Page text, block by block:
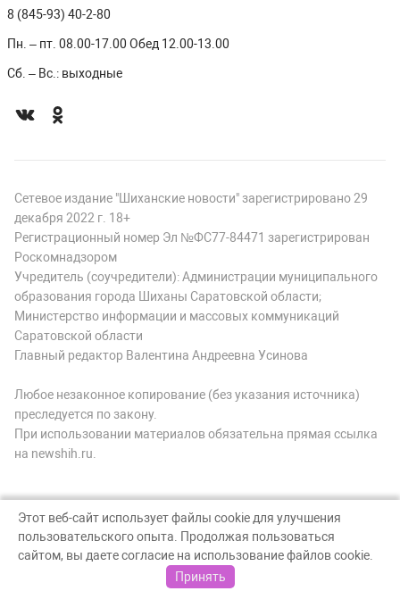
8 (845-93) 40-2-80
Пн. – пт. 08.00-17.00 Обед 12.00-13.00
Сб. – Вс.: выходные
Сетевое издание "Шиханские новости" зарегистрировано 29
декабря 2022 г. 18+
Регистрационный номер Эл №ФС77-84471 зарегистрирован
Роскомнадзором
Учредитель (соучредители): Администрации муниципального
образования города Шиханы Саратовской области;
Министерство информации и массовых коммуникаций
Саратовской области
Главный редактор Валентина Андреевна Усинова
Любое незаконное копирование (без указания источника)
преследуется по закону.
При использовании материалов обязательна прямая ссылка
на newshih.ru.
© Шиханские новости, 2026
Создание сайта — nopreset
Этот веб-сайт использует файлы cookie для улучшения
пользовательского опыта. Продолжая пользоваться
сайтом, вы даете согласие на использование файлов cookie.
Принять